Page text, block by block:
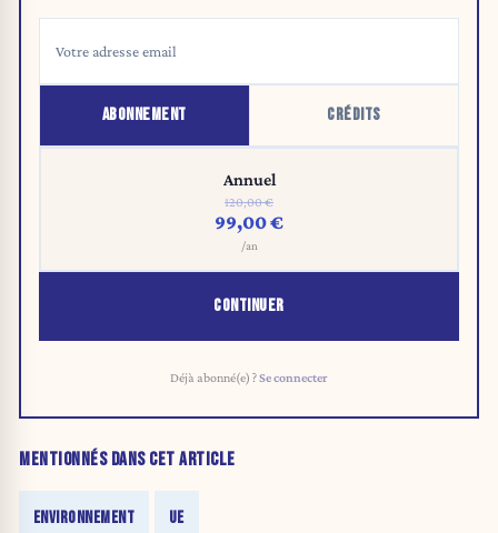
ABONNEMENT CRÉDITS
Annuel
120,00 €
99,00 €
/an
CONTINUER
Déjà abonné(e) ?Se connecter
MENTIONNÉS DANS CET ARTICLE
ENVIRONNEMENT UE